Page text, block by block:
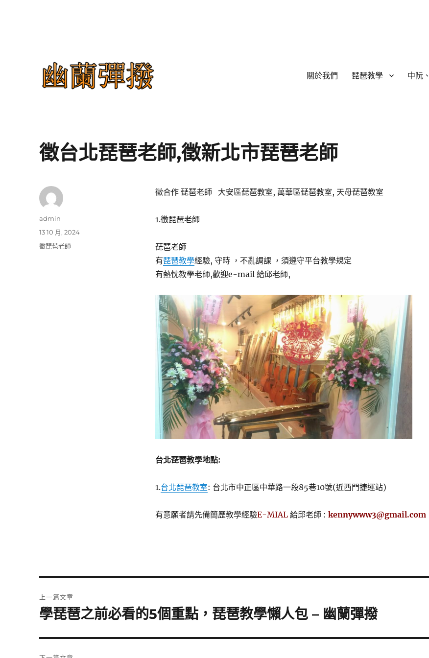
關於我們 琵琶教學 中阮
徵台北琵琶老師,徵新北市琵琶老師
徵合作 琵琶老師 大安區琵琶教室, 萬華區琵琶教室, 天母琵琶教室
1.徵琵琶老師
琵琶老師
有琵琶教學經驗, 守時 ，不亂調課 ，須遵守平台教學規定
有熱忱教學老師,歡迎e-mail 給邱老師,
台北琵琶教學地點:
1.台北琵琶教室: 台北市中正區中華路一段85巷10號(近西門捷運站)
有意願者請先備簡歷教學經驗E-MIAL給邱老師 : kennywww3@gmail.com
作
admin
發
佈
13 10 月, 2024
分
徵琵琶老師
章
上一篇文章
上
篇
文
學琵琶之前必看的5個重點，琵琶教學懶人包 – 幽蘭彈撥